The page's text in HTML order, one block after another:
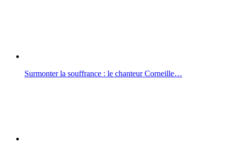
Surmonter la souffrance : le chanteur Corneille…